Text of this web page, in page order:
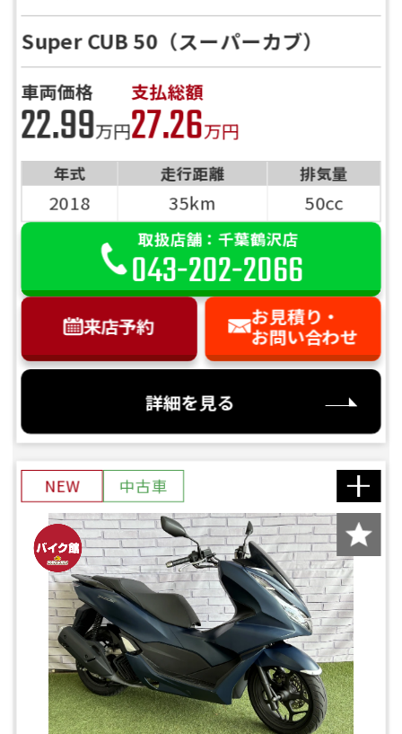
バイク館ではお乗り出しまでに必要
な概算のお支払総額を表示しており
ます。
「お問い合わせ・来店予約」ボタンより
Super CUB 50（スーパーカブ）
車両価格
22.99万円
支払総額
27.26万円
年式 走行距離 排気量
2018 35km 50cc
取扱店舗：千葉鶴沢店
043-202-2066
来店予約
お見積り・
お問い合わせ
詳細を見る
NEW 中古車